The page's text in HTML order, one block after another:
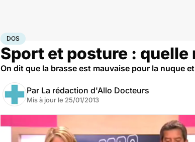
Accueil Bien-être
DOS
Sport et posture : quelle
On dit que la brasse est mauvaise pour la nuque
Par La rédaction d'Allo Docteurs
Mis à jour le 25/01/2013